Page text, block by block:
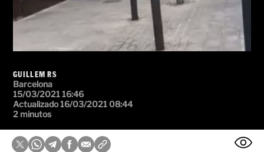
GUILLEM RS
Barcelona
15/03/2021 16:46
Actualizado 16/03/2021 08:44
2 minutos